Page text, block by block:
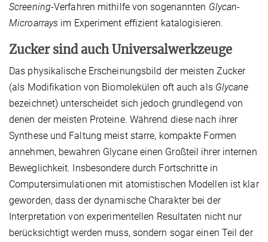
Screening-Verfahren mithilfe von sogenannten Glycan-
Microarrays im Experiment effizient katalogisieren.
Zucker sind auch Universalwerkzeuge
Das physikalische Erscheinungsbild der meisten Zucker
(als Modifikation von Biomolekülen oft auch als Glycane
bezeichnet) unterscheidet sich jedoch grundlegend von
denen der meisten Proteine. Während diese nach ihrer
Synthese und Faltung meist starre, kompakte Formen
annehmen, bewahren Glycane einen Großteil ihrer internen
Beweglichkeit. Insbesondere durch Fortschritte in
Computersimulationen mit atomistischen Modellen ist klar
geworden, dass der dynamische Charakter bei der
Interpretation von experimentellen Resultaten nicht nur
berücksichtigt werden muss, sondern sogar einen Teil der